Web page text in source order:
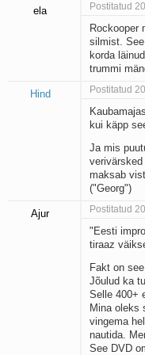
ela Postitatud
Rockooper
silmist.
korda
trummi
Hind Postitatud
kui käpp
Ja mis
maksab
("Georg")
Ajur Postitatud
"Eesti
tiraaz
Fakt on
Jõulud ka
Selle 400+
Mina oleks
vingema
nautida.
See DVD